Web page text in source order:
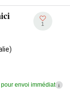
1
pour envoi immédiat i